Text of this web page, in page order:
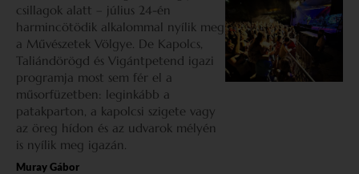
csillagok alatt – július 24-én
harmincötödik alkalommal nyílik meg
a Művészetek Völgye. De Kapolcs,
Taliándörögd és Vigántpetend igazi
programja most sem fér el a
műsorfüzetben: leginkább a
patakparton, a kapolcsi szigete vagy
az öreg hídon és az udvarok mélyén
is nyílik meg igazán.
Muray Gábor